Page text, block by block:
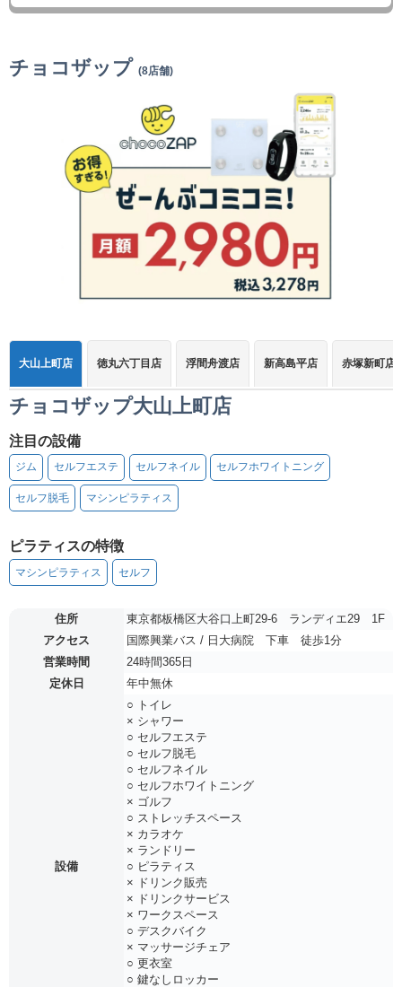
チョコザップ (8店舗)
大山上町店 徳丸六丁目店 浮間舟渡店 新高島平店 赤塚新町店
チョコザップ大山上町店
注目の設備
ジム セルフエステ セルフネイル セルフホワイトニング
セルフ脱毛 マシンピラティス
ピラティスの特徴
マシンピラティス セルフ
住所
東京都板橋区大谷口上町29-6 ランディエ29 1F
アクセス
国際興業バス / 日大病院 下車 徒歩1分
営業時間
24時間365日
定休日
年中無休
設備
○ トイレ
× シャワー
○ セルフエステ
○ セルフ脱毛
○ セルフネイル
○ セルフホワイトニング
× ゴルフ
○ ストレッチスペース
× カラオケ
× ランドリー
○ ピラティス
× ドリンク販売
× ドリンクサービス
× ワークスペース
○ デスクバイク
× マッサージチェア
○ 更衣室
○ 鍵なしロッカー